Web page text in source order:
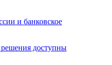
и банковское
доступны